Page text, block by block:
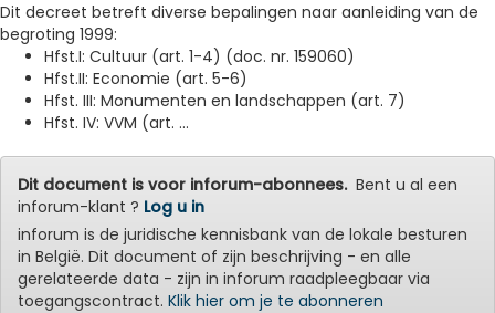
Dit decreet betreft diverse bepalingen naar aanleiding van de
begroting 1999:
Hfst.I: Cultuur (art. 1-4) (doc. nr. 159060)
Hfst.II: Economie (art. 5-6)
Hfst. III: Monumenten en landschappen (art. 7)
Hfst. IV: VVM (art. ...
Dit document is voor inforum-abonnees.Bent u al een
inforum-klant ? Log u in
inforum is de juridische kennisbank van de lokale besturen
in België. Dit document of zijn beschrijving - en alle
gerelateerde data - zijn in inforum raadpleegbaar via
toegangscontract. Klik hier om je te abonneren